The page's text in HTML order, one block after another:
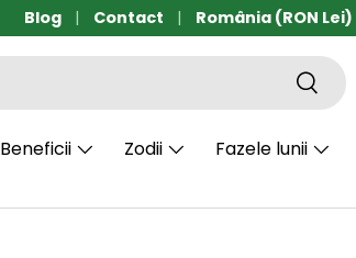
Transport gratuit de la 190 lei
Blog Contact Țară/Regiune
România (RON Lei)
Căutare
Beneficii Zodii Fazele lunii